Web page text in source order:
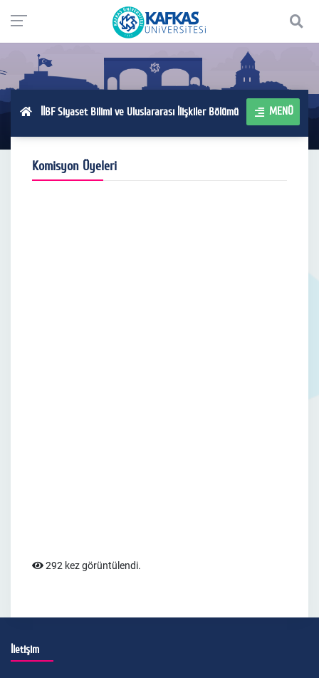
İİBF Siyaset Bilimi ve Uluslararası İlişkiler Bölümü MENÜ
Komisyon Üyeleri
292 kez görüntülendi.
İletişim